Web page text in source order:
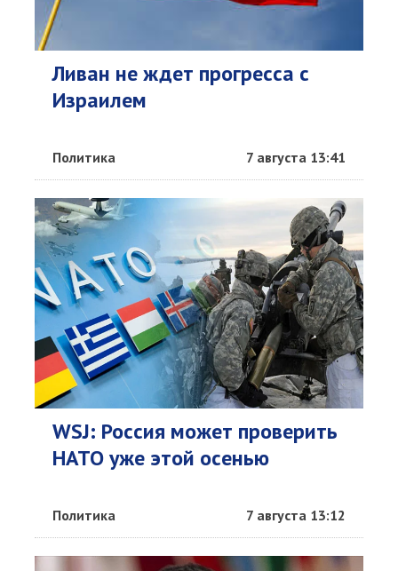
Ливан не ждет прогресса с
Израилем
Политика 7 августа 13:41
WSJ: Россия может проверить
НАТО уже этой осенью
Политика 7 августа 13:12